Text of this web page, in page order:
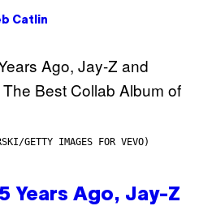
Catlin
GETTY IMAGES FOR VEVO)
Years Ago, Jay-Z